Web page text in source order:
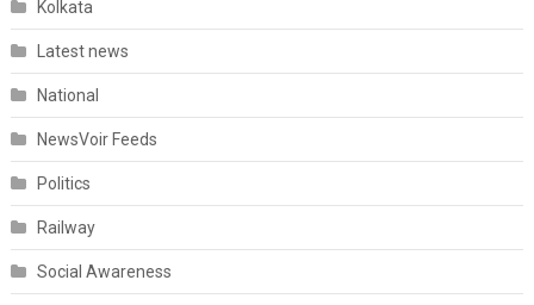
Kolkata
Latest news
National
NewsVoir Feeds
Politics
Railway
Social Awareness